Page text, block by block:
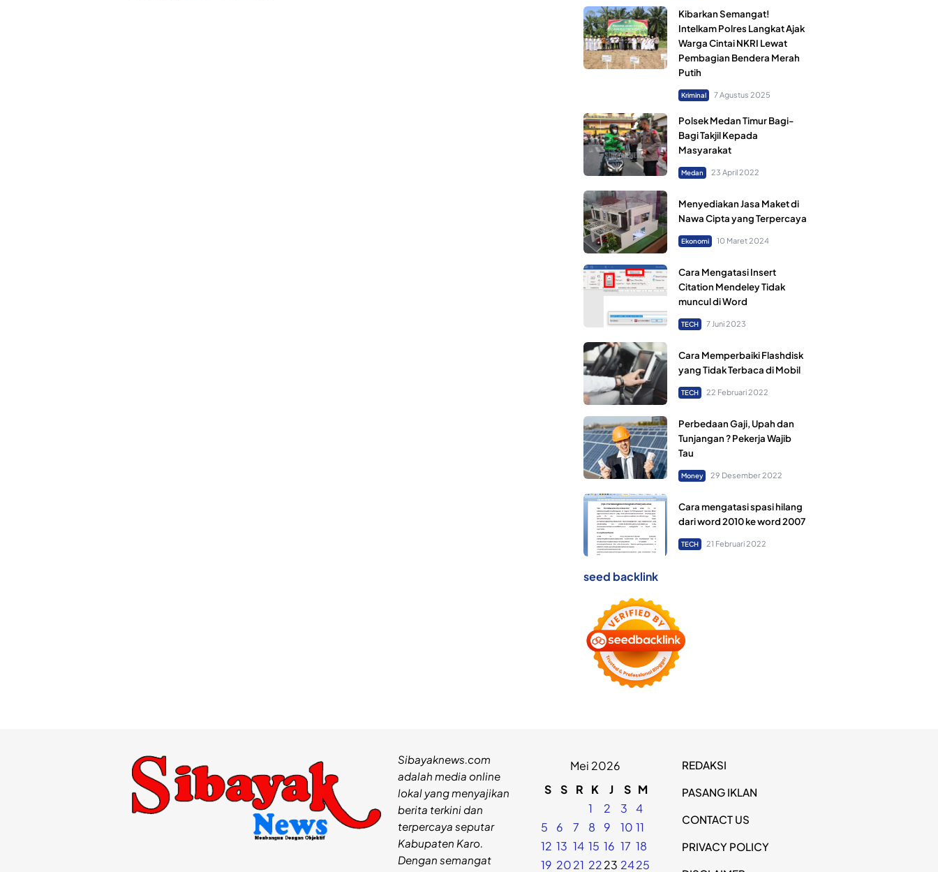
Kibarkan Semangat!
Intelkam Polres Langkat Ajak
Warga Cintai NKRI Lewat
Pembagian Bendera Merah
Putih
Kriminal 7 Agustus 2025
Polsek Medan Timur Bagi-
Bagi Takjil Kepada
Masyarakat
Medan 23 April 2022
Menyediakan Jasa Maket di
Nawa Cipta yang Terpercaya
Ekonomi 10 Maret 2024
Cara Mengatasi Insert
Citation Mendeley Tidak
muncul di Word
TECH 7 Juni 2023
Cara Memperbaiki Flashdisk
yang Tidak Terbaca di Mobil
TECH 22 Februari 2022
Perbedaan Gaji, Upah dan
Tunjangan ? Pekerja Wajib
Tau
Money 29 Desember 2022
Cara mengatasi spasi hilang
dari word 2010 ke word 2007
TECH 21 Februari 2022
seed backlink
Sibayaknews.com
adalah media online
lokal yang menyajikan
berita terkini dan
terpercaya seputar
Kabupaten Karo.
Dengan semangat
Mei 2026
S
S R K J S M
1
2 3
4
5
6 7 8 9 10 11
12 13 14 15 16 17 18
19 2021 2223 2425
REDAKSI
PASANG IKLAN
CONTACT US
PRIVACY POLICY